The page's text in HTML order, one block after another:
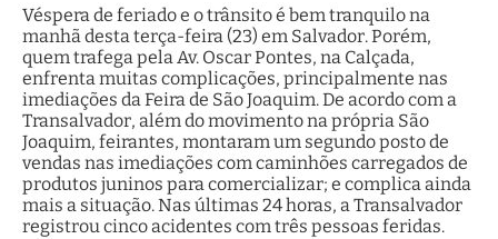
Véspera de feriado e o trânsito é bem tranquilo na
manhã desta terça-feira (23) em Salvador. Porém,
quem trafega pela Av. Oscar Pontes, na Calçada,
enfrenta muitas complicações, principalmente nas
imediações da Feira de São Joaquim. De acordo com a
Transalvador, além do movimento na própria São
Joaquim, feirantes, montaram um segundo posto de
vendas nas imediações com caminhões carregados de
produtos juninos para comercializar; e complica ainda
mais a situação. Nas últimas 24 horas, a Transalvador
registrou cinco acidentes com três pessoas feridas.